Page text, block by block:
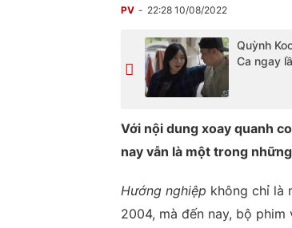
PV 22:28 10/08/2022
Quỳnh
Ca ngay
Với nội dung xoay quanh
nay vẫn là một trong
Hướng nghiệp không chỉ là
2004, mà đến nay, bộ